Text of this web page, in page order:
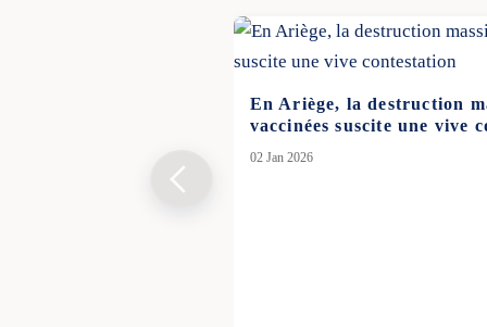
En Ariège, la destruction
vaccinées suscite une vive
02 Jan 2026